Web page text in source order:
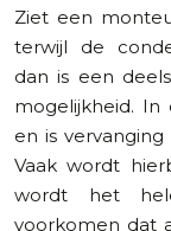
Ziet een
terwijl de
dan is een
mogelijkheid.
en is
Vaak wordt
wordt het
voorkomen dat